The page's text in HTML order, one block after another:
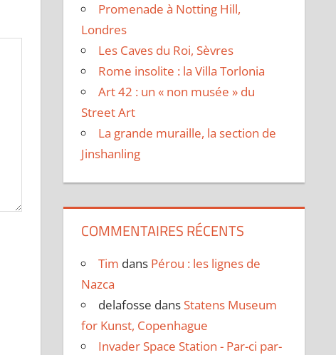
Promenade à Notting Hill,
Londres
Les Caves du Roi, Sèvres
Rome insolite : la Villa Torlonia
Art 42 : un « non musée » du
Street Art
La grande muraille, la section de
Jinshanling
COMMENTAIRES RÉCENTS
Tim dans Pérou : les lignes de
Nazca
delafosse dans Statens Museum
for Kunst, Copenhague
Invader Space Station - Par-ci par-